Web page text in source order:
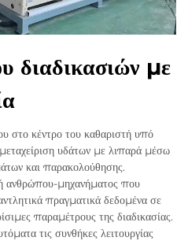
διαδικασιών με
στο κέντρο του καθαριστή υπό
υδάτων με λιπαρά μέσω
και παρακολούθησης.
ανθρώπου-μηχανήματος που
πραγματικά δεδομένα σε
παραμέτρους της διαδικασίας.
τις συνθήκες λειτουργίας